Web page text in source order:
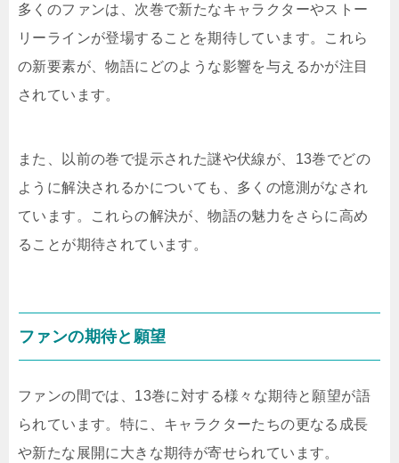
多くのファンは、次巻で新たなキャラクターやストー
リーラインが登場することを期待しています。これら
の新要素が、物語にどのような影響を与えるかが注目
されています。
また、以前の巻で提示された謎や伏線が、13巻でどの
ように解決されるかについても、多くの憶測がなされ
ています。これらの解決が、物語の魅力をさらに高め
ることが期待されています。
ファンの期待と願望
ファンの間では、13巻に対する様々な期待と願望が語
られています。特に、キャラクターたちの更なる成長
や新たな展開に大きな期待が寄せられています。